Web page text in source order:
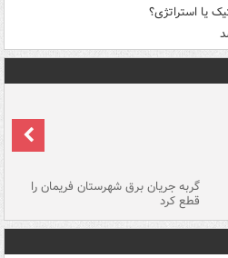
یا استراتژی؟
گربه جریان برق شهرستان فریمان را
قطع کرد